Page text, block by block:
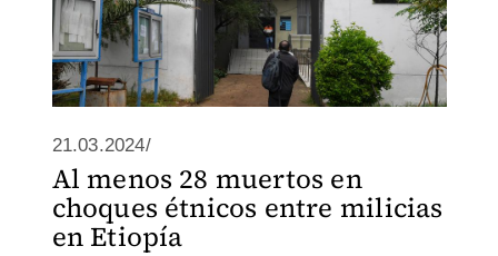
21.03.2024/
Al menos 28 muertos en
choques étnicos entre milicias
en Etiopía